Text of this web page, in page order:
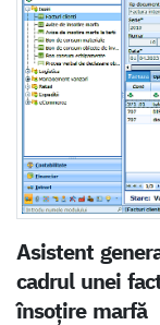
Asistent
cadrul unei
însoțire marfă